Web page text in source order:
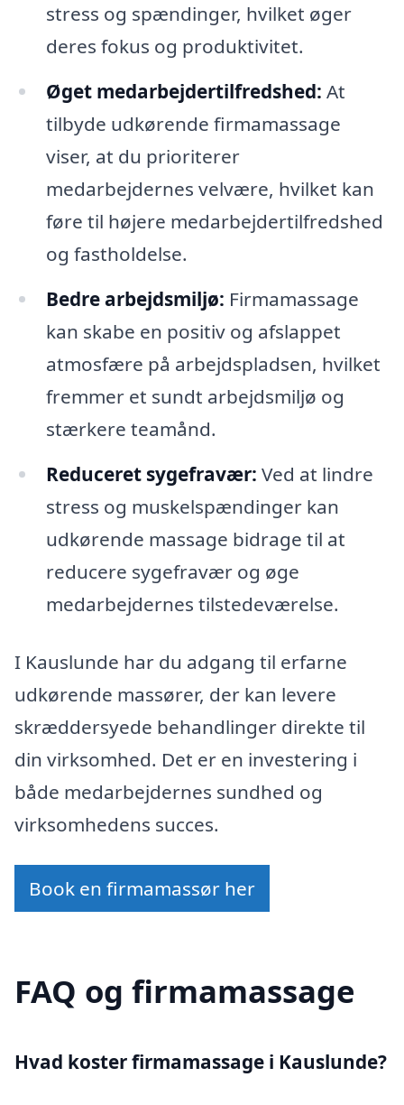
stress og spændinger, hvilket øger
deres fokus og produktivitet.
Øget medarbejdertilfredshed: At
tilbyde udkørende firmamassage
viser, at du prioriterer
medarbejdernes velvære, hvilket kan
føre til højere medarbejdertilfredshed
og fastholdelse.
Bedre arbejdsmiljø: Firmamassage
kan skabe en positiv og afslappet
atmosfære på arbejdspladsen, hvilket
fremmer et sundt arbejdsmiljø og
stærkere teamånd.
Reduceret sygefravær: Ved at lindre
stress og muskelspændinger kan
udkørende massage bidrage til at
reducere sygefravær og øge
medarbejdernes tilstedeværelse.
I Kauslunde har du adgang til erfarne
udkørende massører, der kan levere
skræddersyede behandlinger direkte til
din virksomhed. Det er en investering i
både medarbejdernes sundhed og
virksomhedens succes.
Book en firmamassør her
FAQ og firmamassage
Hvad koster firmamassage i Kauslunde?